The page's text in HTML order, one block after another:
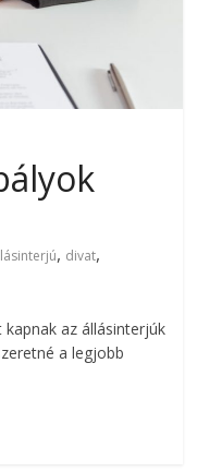
, divat,
az állásinterjúk
a legjobb